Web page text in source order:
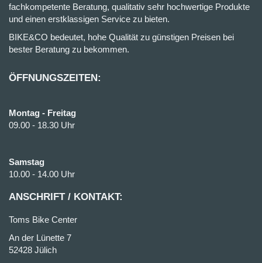
fachkompetente Beratung, qualitativ sehr hochwertige Produkte
und einen erstklassigen Service zu bieten.
BIKE&CO bedeutet, hohe Qualität zu günstigen Preisen bei
bester Beratung zu bekommen.
ÖFFNUNGSZEITEN:
Montag - Freitag
09.00 - 18.30 Uhr
Samstag
10.00 - 14.00 Uhr
ANSCHRIFT / KONTAKT:
Toms Bike Center
An der Lünette 7
52428 Jülich